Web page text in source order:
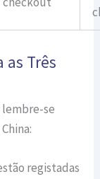
as Três
se
registadas